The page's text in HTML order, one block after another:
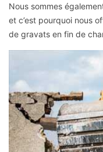
Nous sommes
et c’est pourquoi nous
de gravats en fin de